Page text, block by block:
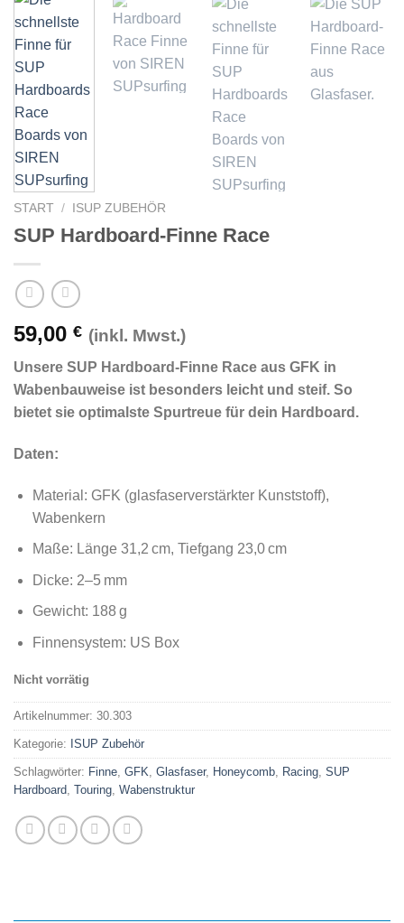
START / ISUP ZUBEHÖR
SUP Hardboard-Finne Race
59,00 € (inkl. Mwst.)
Unsere SUP Hardboard-Finne Race aus GFK in
Wabenbauweise ist besonders leicht und steif. So
bietet sie optimalste Spurtreue für dein Hardboard.
Daten:
Material: GFK (glasfaserverstärkter Kunststoff),
Wabenkern
Maße: Länge 31,2 cm, Tiefgang 23,0 cm
Dicke: 2–5 mm
Gewicht: 188 g
Finnensystem: US Box
Nicht vorrätig
Artikelnummer: 30.303
Kategorie: ISUP Zubehör
Schlagwörter: Finne GFK Glasfaser, Honeycomb Racing SUP
Hardboard Touring Wabenstruktur